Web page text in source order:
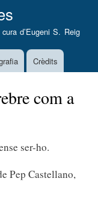
d’Eugeni S. Reig
Crèdits
com a
ser-ho.
Pep Castellano,